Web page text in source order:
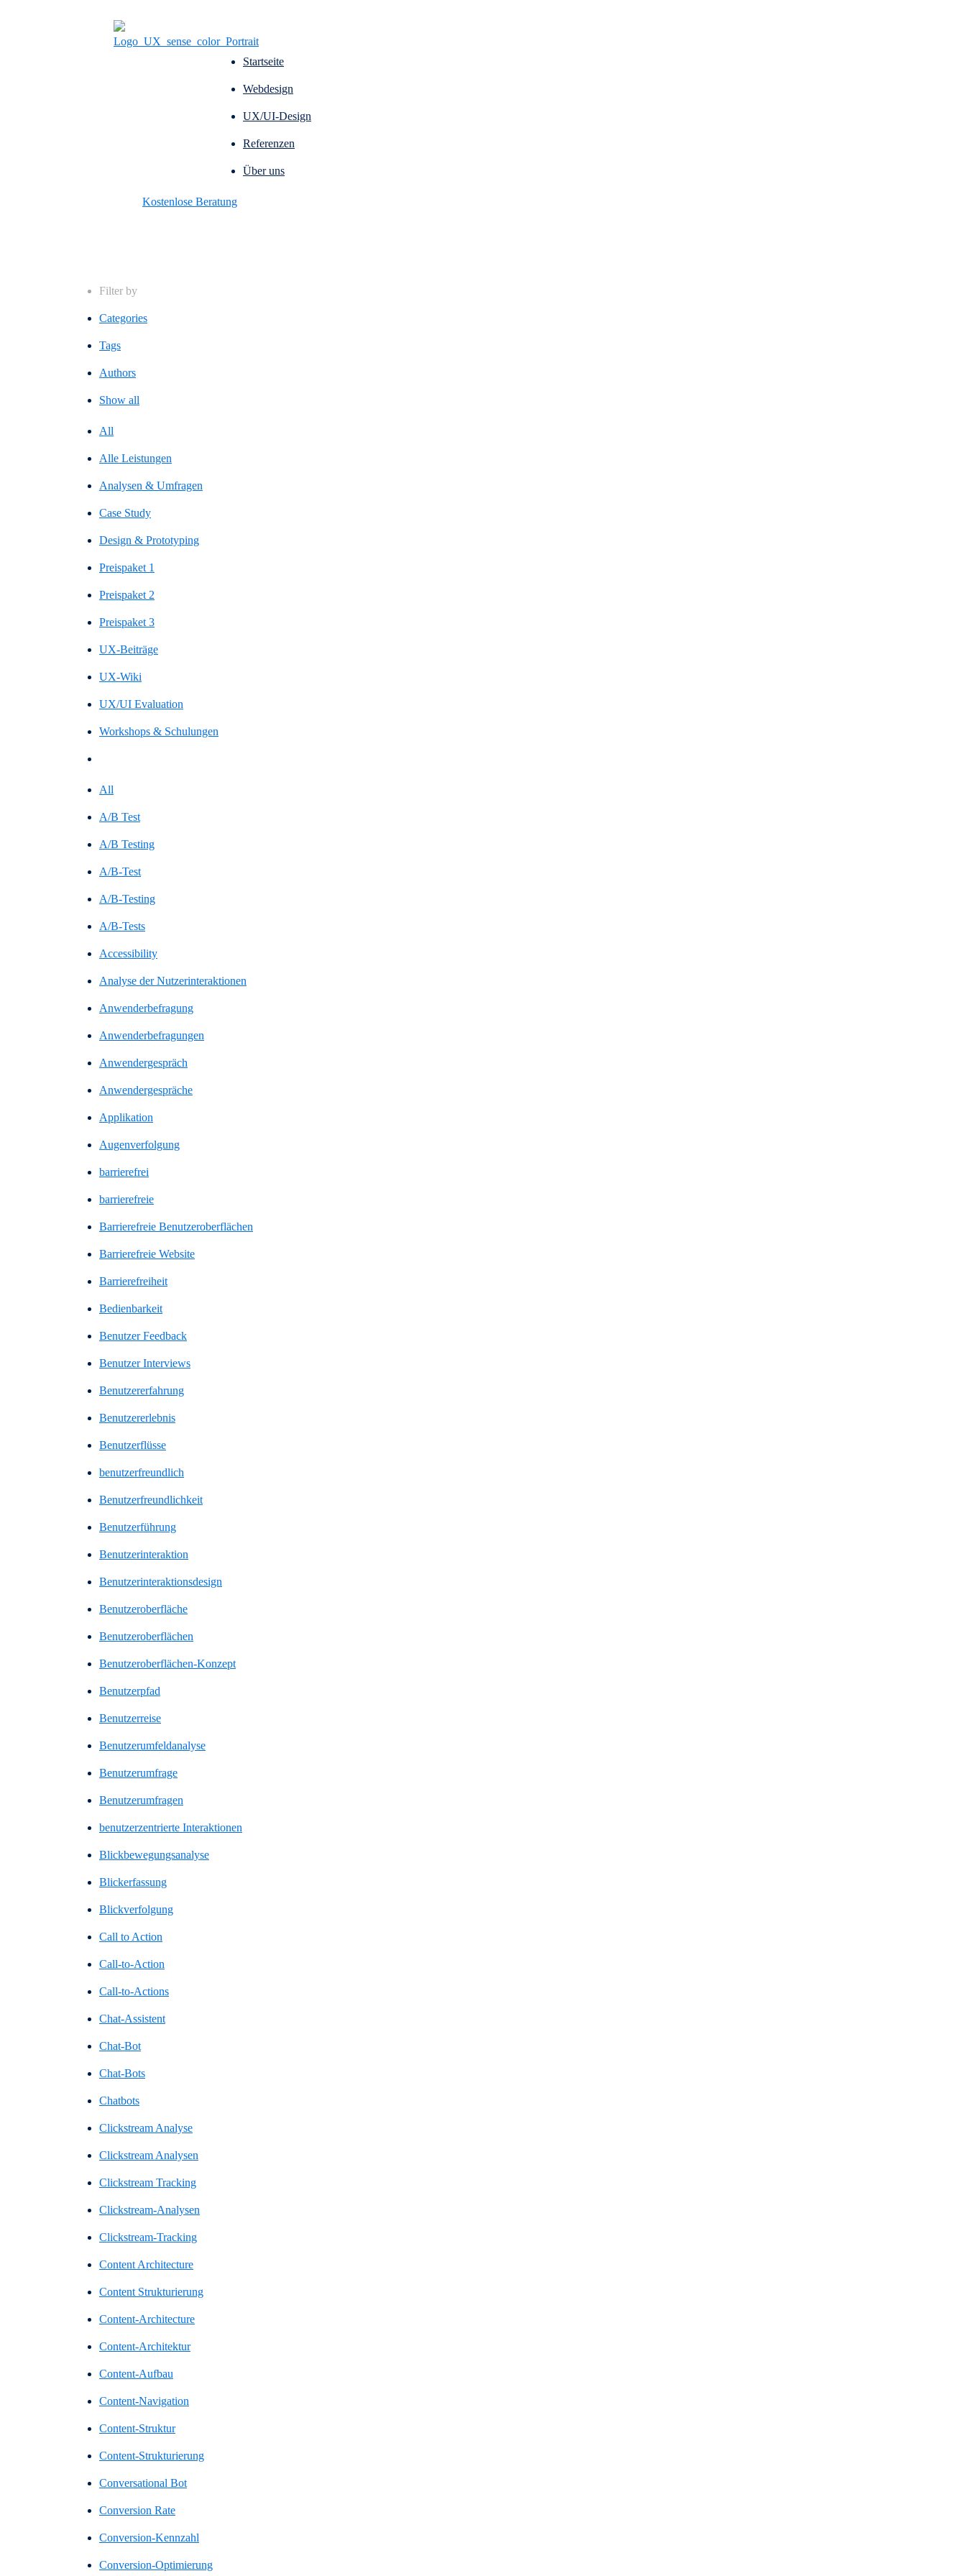
Startseite
Webdesign
UX/UI-Design
Referenzen
Über uns
Kostenlose Beratung
Filter by
Categories
Tags
Authors
Show all
All
Alle Leistungen
Analysen & Umfragen
Case Study
Design & Prototyping
Preispaket 1
Preispaket 2
Preispaket 3
UX-Beiträge
UX-Wiki
UX/UI Evaluation
Workshops & Schulungen
All
A/B Test
A/B Testing
A/B-Test
A/B-Testing
A/B-Tests
Accessibility
Analyse der Nutzerinteraktionen
Anwenderbefragung
Anwenderbefragungen
Anwendergespräch
Anwendergespräche
Applikation
Augenverfolgung
barrierefrei
barrierefreie
Barrierefreie Benutzeroberflächen
Barrierefreie Website
Barrierefreiheit
Bedienbarkeit
Benutzer Feedback
Benutzer Interviews
Benutzererfahrung
Benutzererlebnis
Benutzerflüsse
benutzerfreundlich
Benutzerfreundlichkeit
Benutzerführung
Benutzerinteraktion
Benutzerinteraktionsdesign
Benutzeroberfläche
Benutzeroberflächen
Benutzeroberflächen-Konzept
Benutzerpfad
Benutzerreise
Benutzerumfeldanalyse
Benutzerumfrage
Benutzerumfragen
benutzerzentrierte Interaktionen
Blickbewegungsanalyse
Blickerfassung
Blickverfolgung
Call to Action
Call-to-Action
Call-to-Actions
Chat-Assistent
Chat-Bot
Chat-Bots
Chatbots
Clickstream Analyse
Clickstream Analysen
Clickstream Tracking
Clickstream-Analysen
Clickstream-Tracking
Content Architecture
Content Strukturierung
Content-Architecture
Content-Architektur
Content-Aufbau
Content-Navigation
Content-Struktur
Content-Strukturierung
Conversational Bot
Conversion Rate
Conversion-Kennzahl
Conversion-Optimierung